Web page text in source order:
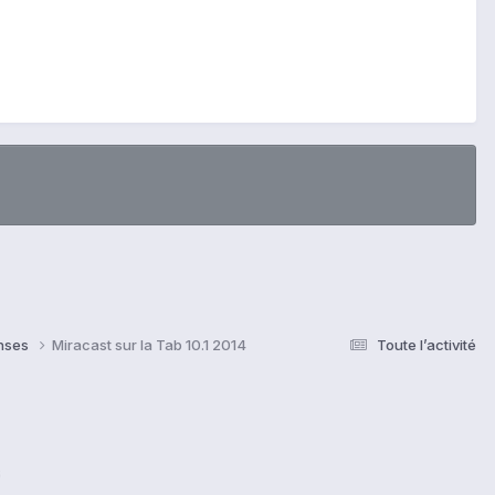
Toute l’activité
Miracast sur la Tab 10.1 2014